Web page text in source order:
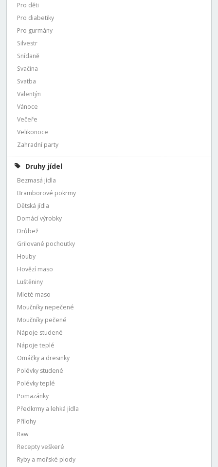
Pro děti
Pro diabetiky
Pro gurmány
Silvestr
Snídaně
Svačina
Svatba
Valentýn
Vánoce
Večeře
Velikonoce
Zahradní party
Druhy jídel
Bezmasá jídla
Bramborové pokrmy
Dětská jídla
Domácí výrobky
Drůbež
Grilované pochoutky
Houby
Hovězí maso
Luštěniny
Mleté maso
Moučníky nepečené
Moučníky pečené
Nápoje studené
Nápoje teplé
Omáčky a dresinky
Polévky studené
Polévky teplé
Pomazánky
Předkrmy a lehká jídla
Přílohy
Raw
Recepty veškeré
Ryby a mořské plody